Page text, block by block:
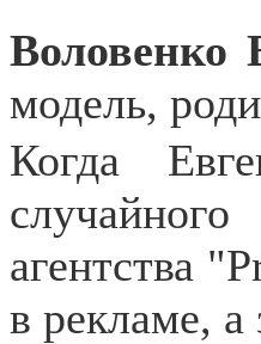
Воловенко
модель,
Когда
агентства
в рекламе, а